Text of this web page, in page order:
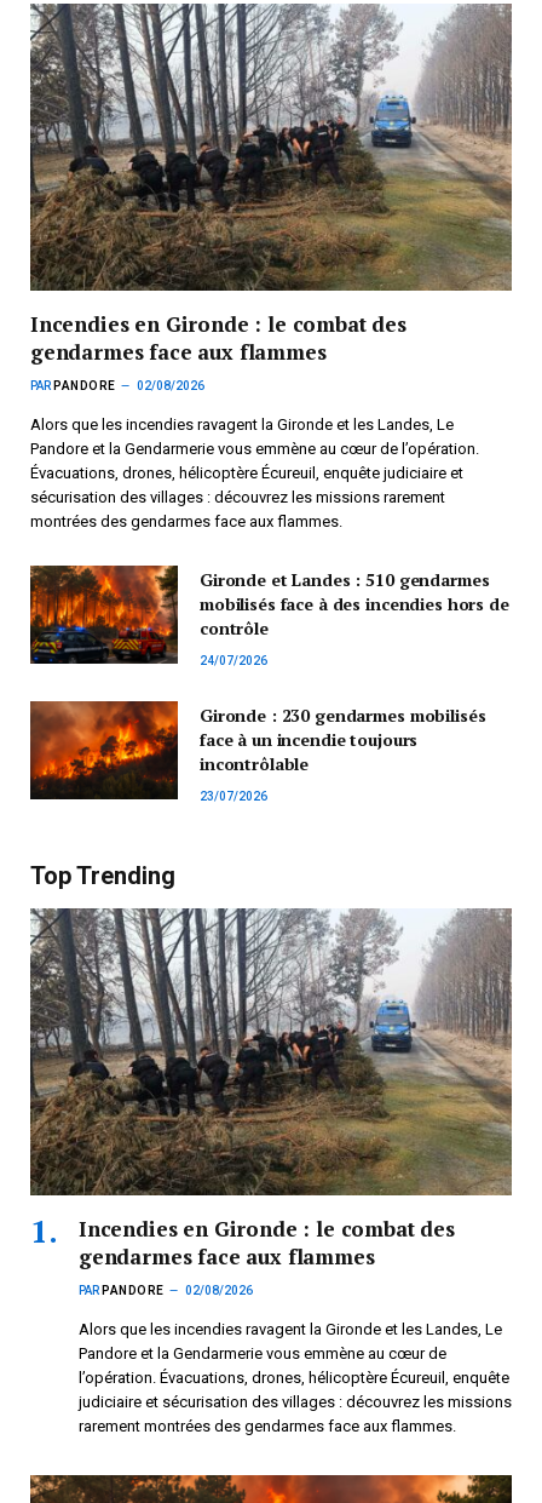
Incendies en Gironde : le combat des
gendarmes face aux flammes
PAR PANDORE 02/08/2026
Alors que les incendies ravagent la Gironde et les Landes, Le
Pandore et la Gendarmerie vous emmène au cœur de l’opération.
Évacuations, drones, hélicoptère Écureuil, enquête judiciaire et
sécurisation des villages : découvrez les missions rarement
montrées des gendarmes face aux flammes.
Gironde et Landes : 510 gendarmes
mobilisés face à des incendies hors de
contrôle
24/07/2026
Gironde : 230 gendarmes mobilisés
face à un incendie toujours
incontrôlable
23/07/2026
Top Trending
Incendies en Gironde : le combat des
gendarmes face aux flammes
PAR PANDORE 02/08/2026
Alors que les incendies ravagent la Gironde et les Landes, Le
Pandore et la Gendarmerie vous emmène au cœur de
l’opération. Évacuations, drones, hélicoptère Écureuil, enquête
judiciaire et sécurisation des villages : découvrez les missions
rarement montrées des gendarmes face aux flammes.